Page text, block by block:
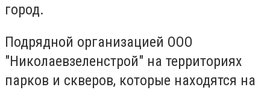
город.
Подрядной организацией ООО
"Николаевзеленстрой" на территориях
парков и скверов, которые находятся на